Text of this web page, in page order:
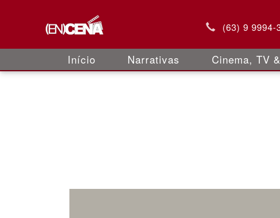
(63) 9 9994-
Início Narrativas Cinema, TV